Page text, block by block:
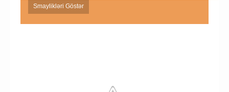
Smaylikləri Göstər